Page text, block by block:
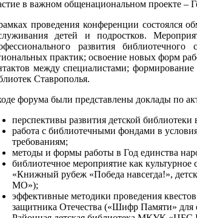
в важном общенациональном проекте –
проведения конференции состоялся
детей и подростков.
развития
практик; освоение новых форм
между специалистами;
Ставрополья.
форума были представлены доклады по
перспективы развития детской библиотеки
работа с библиотечными фондами в
требованиям;
методы и формы работы в Год единства
библиотечное мероприятие как
«Книжный рубеж «Победа навсегда!»,
МО»);
эффективные методики проведения
защитника Отечества («Шифр Памяти»